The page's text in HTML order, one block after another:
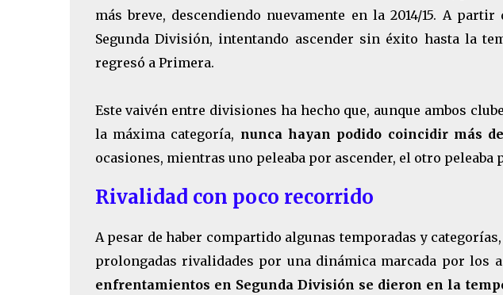
más breve, descendiendo nuevamente en la 2014/15. A
Segunda División, intentando ascender sin éxito hasta la
regresó a Primera.
Este vaivén entre divisiones ha hecho que, aunque ambos
la máxima categoría, nunca hayan podido coincidir más
ocasiones, mientras uno peleaba por ascender, el otro peleaba
Rivalidad con poco recorrido
A pesar de haber compartido algunas temporadas y
prolongadas rivalidades por una dinámica marcada por los
enfrentamientos en Segunda División se dieron en la